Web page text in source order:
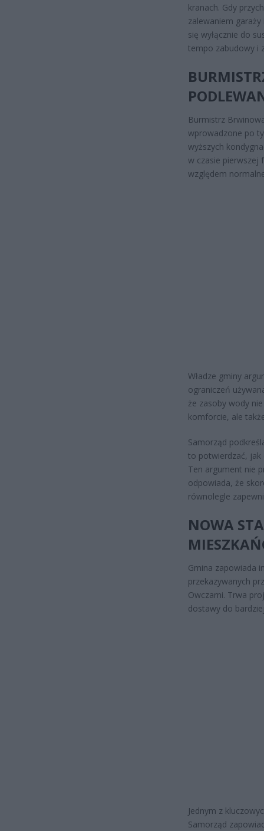
kranach. Gdy
zalewaniem
się wyłącznie do
tempo zabudowy i
Burmistrz
wprowadzone po
wyższych
w czasie pierwszej
względem
Władze gminy
ograniczeń
że zasoby wody
komforcie, ale
Samorząd
to potwierdzać, jak
Ten argument nie
odpowiada, że
równolegle
NOWA
Gmina zapowiada
przekazywanych
Owczarni. Trwa
dostawy do
Jednym z
Samorząd